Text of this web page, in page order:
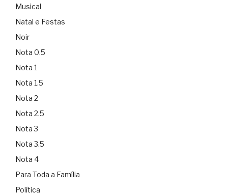
Musical
Natal e Festas
Noir
Nota 0.5
Nota 1
Nota 1.5
Nota 2
Nota 2.5
Nota 3
Nota 3.5
Nota 4
Para Toda a Família
Política